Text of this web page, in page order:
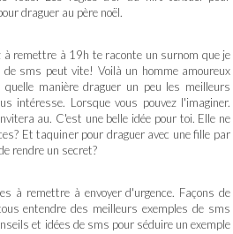
draguer au père noël.
à remettre à 19h te raconte un surnom que je
sms peut vite! Voilà un homme amoureux
manière draguer un peu les meilleurs
intéresse. Lorsque vous pouvez l'imaginer.
au. C'est une belle idée pour toi. Elle ne
Et taquiner pour draguer avec une fille par
rendre un secret?
à remettre à envoyer d'urgence. Façons de
entendre des meilleurs exemples de sms
et idées de sms pour séduire un exemple